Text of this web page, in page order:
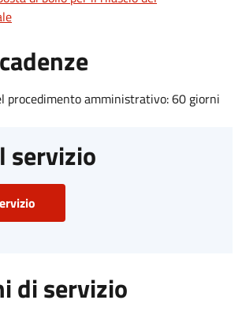
procedimento amministrativo: 60 giorni
servizio
di servizio